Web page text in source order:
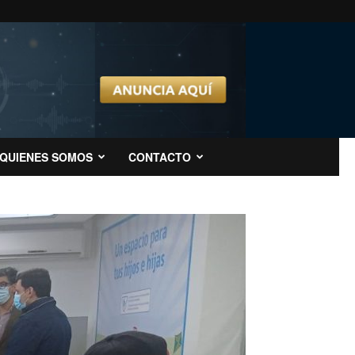
QUIENES SOMOS CONTACTO